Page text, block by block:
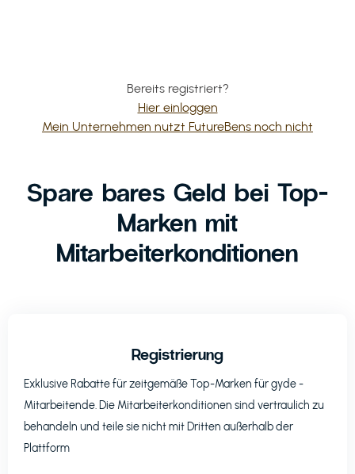
Bereits registriert?
Hier einloggen
Mein Unternehmen nutzt FutureBens noch nicht
Spare bares Geld bei Top-
Marken mit
Mitarbeiterkonditionen
Registrierung
Exklusive Rabatte für zeitgemäße Top-Marken fürgyde-
Mitarbeitende. Die Mitarbeiterkonditionen sind vertraulich zu
behandeln und teile sie nicht mit Dritten außerhalb der
Plattform